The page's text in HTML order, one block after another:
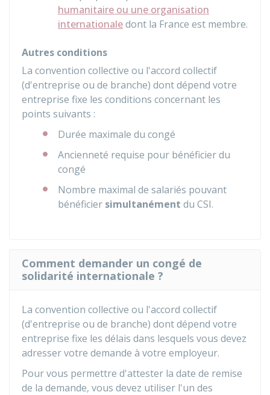
humanitaire ou une organisation
internationaledont la France est membre.
Autres conditions
La convention collective ou l'accord collectif
(d'entreprise ou de branche) dont dépend votre
entreprise fixe les conditions concernant les
points suivants :
Durée maximale du congé
Ancienneté requise pour bénéficier du
congé
Nombre maximal de salariés pouvant
bénéficier simultanément du CSI.
Comment demander un congé de
solidarité internationale ?
La convention collective ou l'accord collectif
(d'entreprise ou de branche) dont dépend votre
entreprise fixe les délais dans lesquels vous devez
adresser votre demande à votre employeur.
Pour vous permettre d'attester la date de remise
de la demande, vous devez utiliser l'un des